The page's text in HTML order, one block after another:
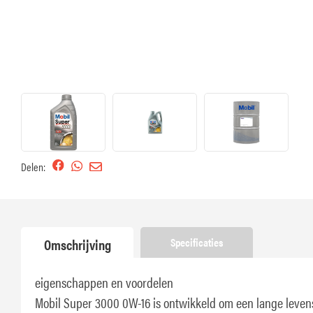
Delen:
Omschrijving Specificaties
eigenschappen en voordelen
Mobil Super 3000 0W-16 is ontwikkeld om een ​​lange